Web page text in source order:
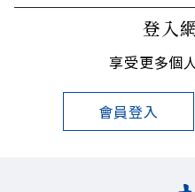
登入
享受更多個
會員登入